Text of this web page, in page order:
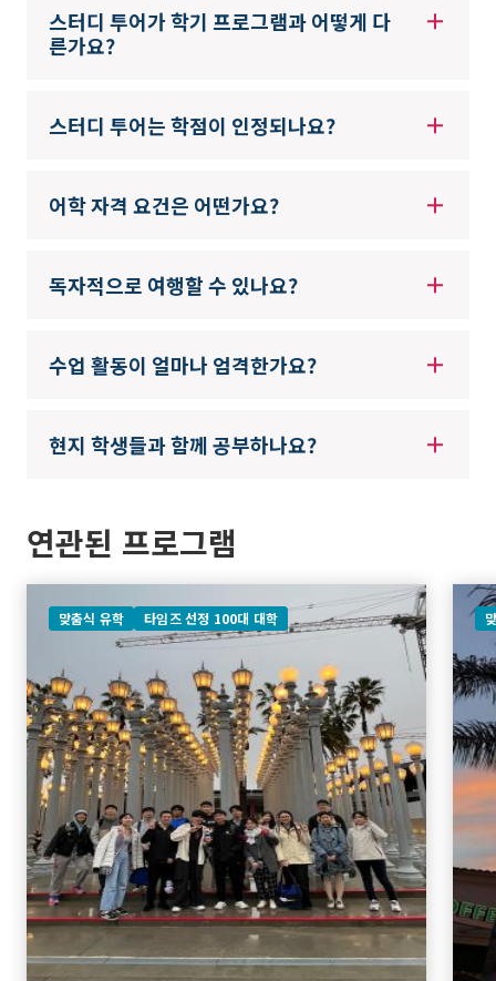
스터디 투어가 학기 프로그램과 어떻게 다
른가요?
스터디 투어는 학점이 인정되나요?
어학 자격 요건은 어떤가요?
독자적으로 여행할 수 있나요?
수업 활동이 얼마나 엄격한가요?
현지 학생들과 함께 공부하나요?
연관된 프로그램
맞춤식 유학 타임즈 선정 100대 대학